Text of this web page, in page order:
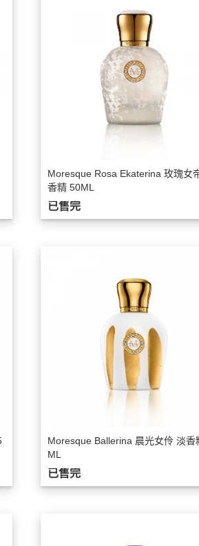
列
利 靈魂伴
露絲
娜
Moresque Rosa Ekaterina 玫瑰女
香精 50ML
已售完
Moresque Ballerina 晨光女伶 淡香
ML
已售完